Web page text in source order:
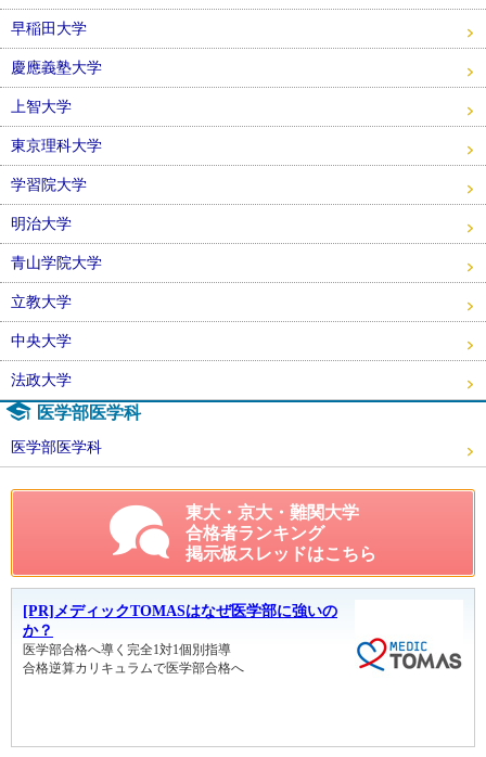
早稲田大学
慶應義塾大学
上智大学
東京理科大学
学習院大学
明治大学
青山学院大学
立教大学
中央大学
法政大学
医学部医学科
医学部医学科
東大・京大・難関大学
合格者ランキング
掲示板スレッドはこちら